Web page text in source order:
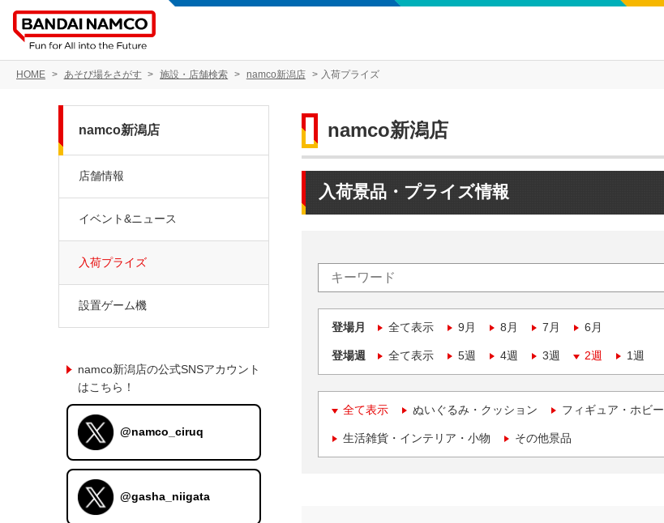
HOME あそび場をさがす 施設・店舗検索 namco新潟店 入荷プライズ
namco新潟店
入荷景品・プライズ情報
登場月 全て表示 9月 8月 7月 6月
登場週 全て表示 5週 4週 3週 2週 1週
全て表示 ぬいぐるみ・クッション フィギュア・ホビー
生活雑貨・インテリア・小物 その他景品
namco新潟店
店舗情報
イベント&ニュース
入荷プライズ
設置ゲーム機
namco新潟店の公式SNSアカウント
はこちら！
@namco_ciruq
@gasha_niigata